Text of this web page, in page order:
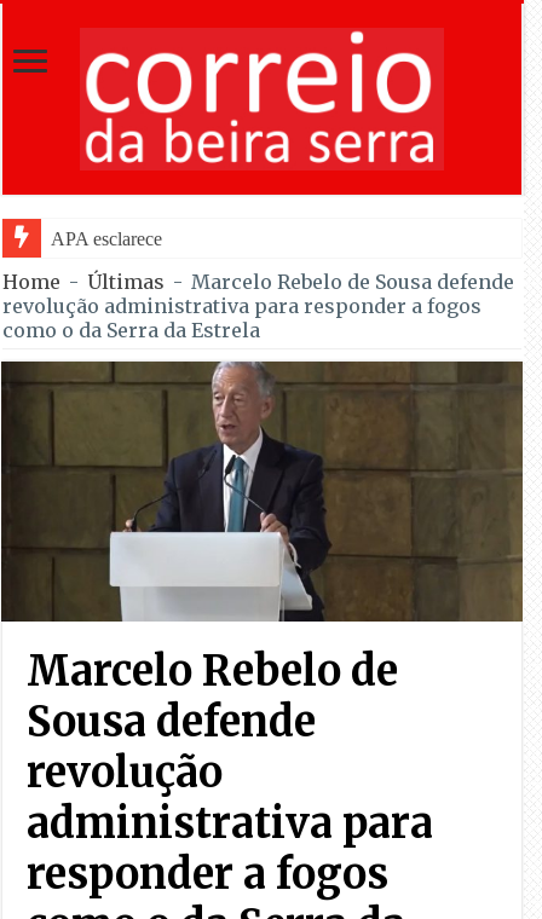
APA esclarece regras e permite venda de embala
Home - Últimas - Marcelo Rebelo de Sousa defende
revolução administrativa para responder a fogos
como o da Serra da Estrela
Marcelo Rebelo de
Sousa defende
revolução
administrativa para
responder a fogos